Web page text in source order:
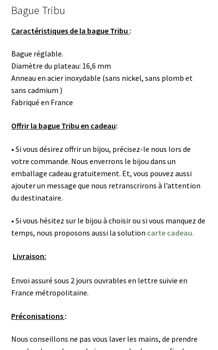
Bague Tribu
Caractéristiques de la bague Tribu :
Bague réglable.
Diamètre du plateau: 16,6 mm
Anneau en acier inoxydable (sans nickel, sans plomb et
sans cadmium )
Fabriqué en France
Offrir la bague Tribu en cadeau:
• Si vous désirez offrir un bijou, précisez-le nous lors de
votre commande. Nous enverrons le bijou dans un
emballage cadeau gratuitement. Et, vous pouvez aussi
ajouter un message que nous retranscrirons à l’attention
du destinataire.
• Si vous hésitez sur le bijou à choisir ou si vous manquez de
temps, nous proposons aussi la solution carte cadeau.
Livraison:
Envoi assuré sous 2 jours ouvrables en lettre suivie en
France métropolitaine.
Préconisations :
Nous conseillons ne pas vous laver les mains, de prendre